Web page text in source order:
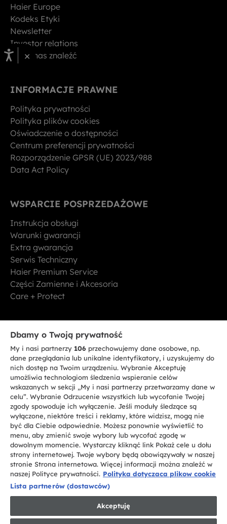
Haier Europe
Kodeks Etyki
Newsletter
Investor relations
Gdzie nas znaleźć
INFORMACJE PRAWNE
Polityka prywatności
Polityka plików cookies
Oświadczenie o dostępności
Centrum preferencji prywatności
Rozporządzenie GPSR (UE) 2023/988
Data Act Policy
WSPARCIE POSPRZEDAŻOWE
Instrukcja obsługi
Warunki gwarancji
Extra gwarancja
Serwis Techniczny
Haier Premium Service
Części Zamienne i Akcesoria
Care + Protect
Bądź w kontakcie
ZAREJESTRUJ SIĘ TERAZ
CANDY HOOVER GROUP S.r.I. - jednoosobowa sp. z.o.o. - SIEDZIBA
STATUTOWA: Via Comolli, 57 - 20861 Brugherio (MB) - Włochy -
SIEDZIBY ADMINISTRACYJNE: Via Privata Eden Fumagalli bez
nadanego numeru - 20861 Brugherio (MB) i Via Trento nr 20/A-22 - 20871
Vimercate (MB) - Włochy - Tel.: +39.039.2086.1 - Faks: +39.039.2086.237 -
Kapitał zakładowy 35.000.000,00 € wpłacony w całości - Kod identyfikacji
podatkowej i nr wpisu do Rejestru przedsiębiorstw dla rejonu Mediolan-
Monza-Brianza-Lodi 04666310158 - NIP 00786860965 - Numer wpisu do
Repertorium Ekonomiczno - Administracyjnego REA: MB-1033934 -
Candy S.p.A.
PL / Polski
×
Dbamy o Twoją prywatność
My i nasi partnerzy 106 przechowujemy dane osobowe, np.
dane przeglądania lub unikalne identyfikatory, i uzyskujemy do
nich dostęp na Twoim urządzeniu. Wybranie Akceptuję
umożliwia technologiom śledzenia wspieranie celów
wskazanych w sekcji „My i nasi partnerzy przetwarzamy dane w
celu”. Wybranie Odrzucenie wszystkich lub wycofanie Twojej
zgody spowoduje ich wyłączenie. Jeśli moduły śledzące są
wyłączone, niektóre treści i reklamy, które widzisz, mogą nie
być dla Ciebie odpowiednie. Możesz ponownie wyświetlić to
menu, aby zmienić swoje wybory lub wycofać zgodę w
dowolnym momencie. Wystarczy kliknąć link Pokaż cele u dołu
strony internetowej. Twoje wybory będą obowiązywały w naszej
stronie Strona internetowa. Więcej informacji można znaleźć w
naszej Polityce prywatności. Polityka dotyczaca plikow cookie
Lista partnerów (dostawców)
Akceptuję